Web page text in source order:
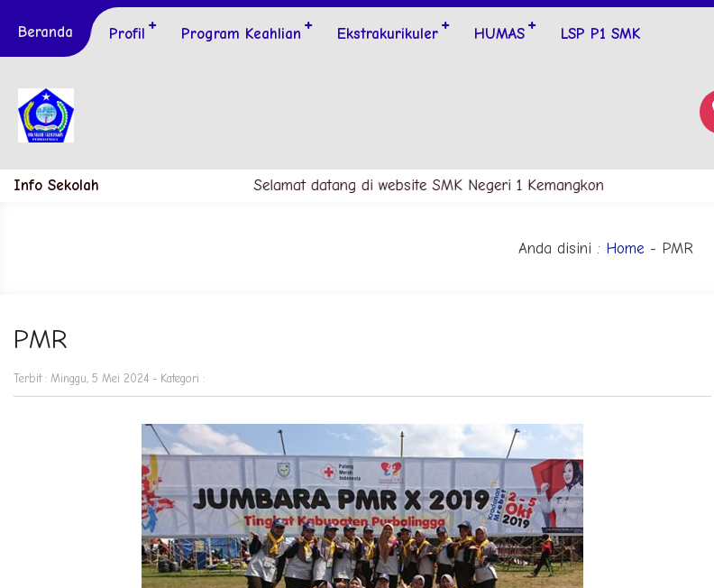
Beranda Profil Program Keahlian Ekstrakurikuler HUMAS LSP P1 SMK
Info Sekolah Selamat datang di website SMK Negeri 1 Kemangkon
Anda disini : Home - PMR
PMR
Terbit : Minggu, 5 Mei 2024 - Kategori :